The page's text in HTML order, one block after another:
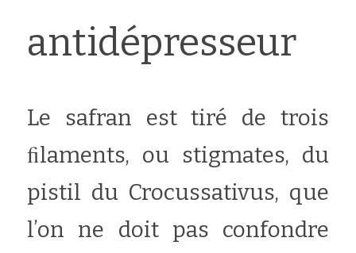
antidépresseur
Le safran est tiré de trois
ﬁlaments, ou stigmates, du
pistil du Crocussativus, que
l’on ne doit pas confondre